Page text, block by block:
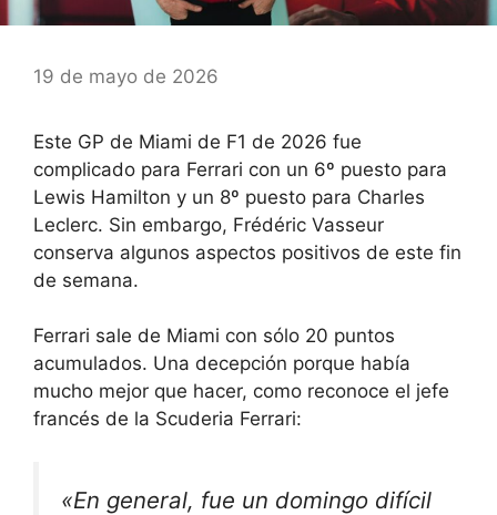
19 de mayo de 2026
Este GP de Miami de F1 de 2026 fue
complicado para Ferrari con un 6º puesto para
Lewis Hamilton y un 8º puesto para Charles
Leclerc. Sin embargo, Frédéric Vasseur
conserva algunos aspectos positivos de este fin
de semana.
Ferrari sale de Miami con sólo 20 puntos
acumulados. Una decepción porque había
mucho mejor que hacer, como reconoce el jefe
francés de la Scuderia Ferrari:
«En general, fue un domingo difícil